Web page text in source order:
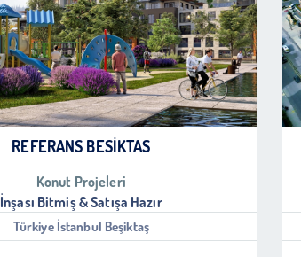
REFERANS BESIKTAS
Konut Projeleri
İnşası Bitmiş & Satışa Hazır
Türkiye İstanbul Beşiktaş